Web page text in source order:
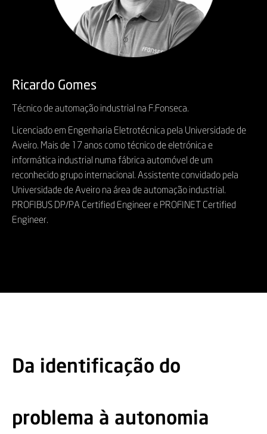
Ricardo Gomes
Técnico de automação industrial na F.Fonseca.
Licenciado em Engenharia Eletrotécnica pela Universidade de
Aveiro. Mais de 17 anos como técnico de eletrónica e
informática industrial numa fábrica automóvel de um
reconhecido grupo internacional. Assistente convidado pela
Universidade de Aveiro na área de automação industrial.
PROFIBUS DP/PA Certified Engineer e PROFINET Certified
Engineer.
Da identificação do
problema à autonomia